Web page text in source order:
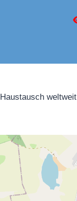
weltweit